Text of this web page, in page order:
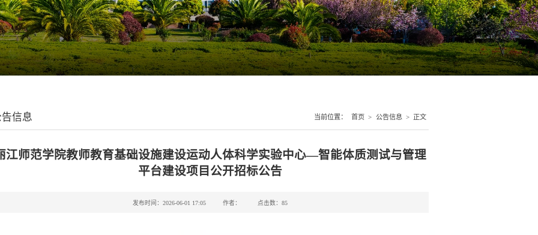
信息 当前位置： 首页 > 公告信息 > 正文
江师范学院教师教育基础设施建设运动人体科学实验中心—智能体质测试与管理
平台建设项目公开招标公告
发布时间：2026-06-01 17:05 作者： 点击数： 85